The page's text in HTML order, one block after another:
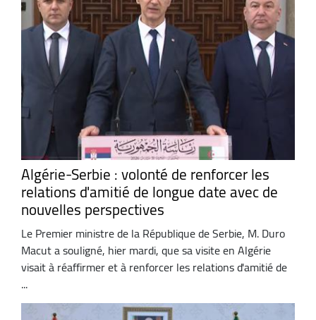
Algérie-Serbie : volonté de renforcer les
relations d'amitié de longue date avec de
nouvelles perspectives
Le Premier ministre de la République de Serbie, M. Duro
Macut a souligné, hier mardi, que sa visite en Algérie
visait à réaffirmer et à renforcer les relations d'amitié de
...